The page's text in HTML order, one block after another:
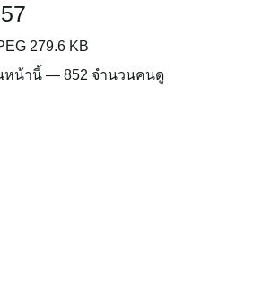
279.6 KB
หน้านี้ — 852 จำนวนคนดู